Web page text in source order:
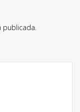
publicada.